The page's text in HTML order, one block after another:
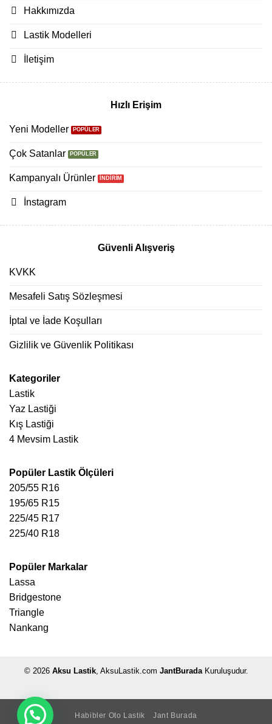
Hakkımızda
Lastik Modelleri
İletişim
Hızlı Erişim
Yeni Modeller
Çok Satanlar
Kampanyalı Ürünler
İnstagram
Güvenli Alışveriş
KVKK
Mesafeli Satış Sözleşmesi
İptal ve İade Koşulları
Gizlilik ve Güvenlik Politikası
Kategoriler
Lastik
Yaz Lastiği
Kış Lastiği
4 Mevsim Lastik
Popüler Lastik Ölçüleri
205/55 R16
195/65 R15
225/45 R17
225/40 R18
Popüler Markalar
Lassa
Bridgestone
Triangle
Nankang
© 2026 Aksu Lastik, AksuLastik.com JantBuradaKuruluşudur.
Habibler Oto Lastik Jant Burada